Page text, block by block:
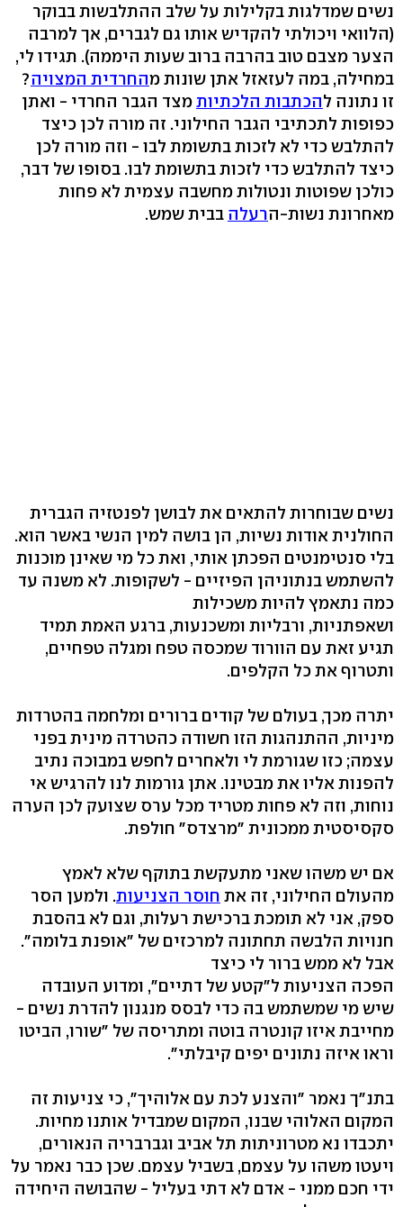
נשים שמדלגות בקלילות על שלב ההתלבשות בבוקר
(הלוואי ויכולתי להקדיש אותו גם לגברים, אך למרבה
הצער מצבם טוב בהרבה ברוב שעות היממה). תגידו לי,
במחילה, במה לעזאזל אתן שונות מהחרדית המצויה?
זו נתונה להכתבות הלכתיותמצד הגבר החרדי - ואתן
כפופות לתכתיבי הגבר החילוני. זה מורה לכן כיצד
להתלבש כדי לא לזכות בתשומת לבו - וזה מורה לכן
כיצד להתלבש כדי לזכות בתשומת לבו. בסופו של דבר,
כולכן שפוטות ונטולות מחשבה עצמית לא פחות
מאחרונת נשות-הרעלה בבית שמש.
נשים שבוחרות להתאים את לבושן לפנטזיה הגברית
החולנית אודות נשיות, הן בושה למין הנשי באשר הוא.
בלי סנטימנטים הפכתן אותי, ואת כל מי שאינן מוכנות
להשתמש בנתוניהן הפיזיים - לשקופות. לא משנה עד
כמה נתאמץ להיות משכילות
ושאפתניות, ורבליות ומשכנעות, ברגע האמת תמיד
תגיע זאת עם הוורוד שמכסה טפח ומגלה טפחיים,
ותטרוף את כל הקלפים.
יתרה מכך, בעולם של קודים ברורים ומלחמה בהטרדות
מיניות, ההתנהגות הזו חשודה כהטרדה מינית בפני
עצמה; כזו שגורמת לי ולאחרים לחפש במבוכה נתיב
להפנות אליו את מבטינו. אתן גורמות לנו להרגיש אי
נוחות, וזה לא פחות מטריד מכל ערס שצועק לכן הערה
סקסיסטית ממכונית "מרצדס" חולפת.
אם יש משהו שאני מתעקשת בתוקף שלא לאמץ
מהעולם החילוני, זה את חוסר הצניעות. ולמען הסר
ספק, אני לא תומכת ברכישת רעלות, וגם לא בהסבת
חנויות הלבשה תחתונה למרכזים של "אופנת בלומה".
אבל לא ממש ברור לי כיצד
הפכה הצניעות ל"קטע של דתיים", ומדוע העובדה
שיש מי שמשתמש בה כדי לבסס מנגנון להדרת נשים -
מחייבת איזו קונטרה בוטה ומתריסה של "שורו, הביטו
וראו איזה נתונים יפים קיבלתי".
בתנ"ך נאמר "והצנע לכת עם אלוהיך", כי צניעות זה
המקום האלוהי שבנו, המקום שמבדיל אותנו מחיות.
יתכבדו נא מטרוניתות תל אביב וגברבריה הנאורים,
ויעטו משהו על עצמם, בשביל עצמם. שכן כבר נאמר על
ידי חכם ממני - אדם לא דתי בעליל - שהבושה היחידה